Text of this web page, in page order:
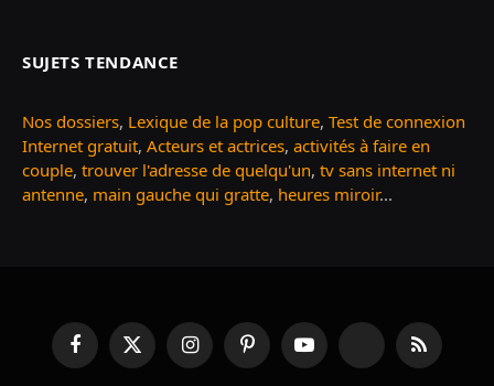
SUJETS TENDANCE
Nos dossiers, Lexique de la pop culture, Test de connexion
Internet gratuit, Acteurs et actrices, activités à faire en
couple, trouver l'adresse de quelqu'un, tv sans internet ni
antenne, main gauche qui gratte, heures miroir...
FacebookX
(Twitter)
InstagramPinterestYouTube TikTok RSS